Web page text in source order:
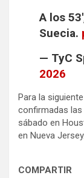
A los
Suecia.
— TyC
2026
Para la
confirmadas las
sábado en
en Nueva Jersey.
COMPARTIR